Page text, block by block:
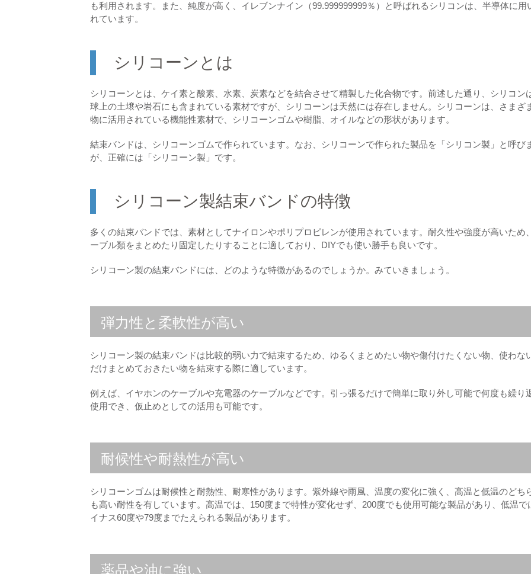
も利用されます。また、純度が高く、イレブンナイン（99.999999999％）と呼ばれるシリコンは、半導体に用
れています。
シリコーンとは
シリコーンとは、ケイ素と酸素、水素、炭素などを結合させて精製した化合物です。前述した通り、シリコン
球上の土壌や岩石にも含まれている素材ですが、シリコーンは天然には存在しません。シリコーンは、さまざ
物に活用されている機能性素材で、シリコーンゴムや樹脂、オイルなどの形状があります。
結束バンドは、シリコーンゴムで作られています。なお、シリコーンで作られた製品を「シリコン製」と呼び
が、正確には「シリコーン製」です。
シリコーン製結束バンドの特徴
多くの結束バンドでは、素材としてナイロンやポリプロピレンが使用されています。耐久性や強度が高いため
ーブル類をまとめたり固定したりすることに適しており、DIYでも使い勝手も良いです。
シリコーン製の結束バンドには、どのような特徴があるのでしょうか。みていきましょう。
弾力性と柔軟性が高い
シリコーン製の結束バンドは比較的弱い力で結束するため、ゆるくまとめたい物や傷付けたくない物、使わな
だけまとめておきたい物を結束する際に適しています。
例えば、イヤホンのケーブルや充電器のケーブルなどです。引っ張るだけで簡単に取り外し可能で何度も繰り
使用でき、仮止めとしての活用も可能です。
耐候性や耐熱性が高い
シリコーンゴムは耐候性と耐熱性、耐寒性があります。紫外線や雨風、温度の変化に強く、高温と低温のどち
も高い耐性を有しています。高温では、150度まで特性が変化せず、200度でも使用可能な製品があり、低温で
イナス60度や79度までたえられる製品があります。
薬品や油に強い